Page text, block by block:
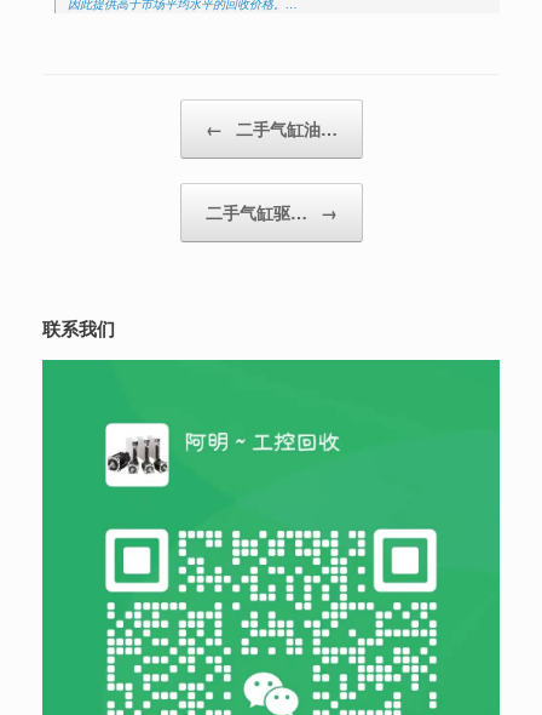
因此提供高于市场平均水平的回收价格。…
← 二手气缸油…
二手气缸驱… →
联系我们